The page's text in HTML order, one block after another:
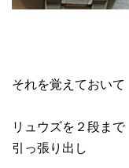
それを覚えておいて
リュウズを２段まで
引っ張り出し